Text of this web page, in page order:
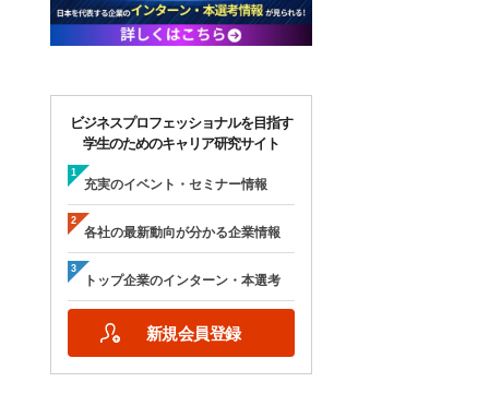
ビジネスプロフェッショナルを目指す
学生のためのキャリア研究サイト
充実のイベント・セミナー情報
各社の最新動向が分かる企業情報
トップ企業のインターン・本選考
新規会員登録